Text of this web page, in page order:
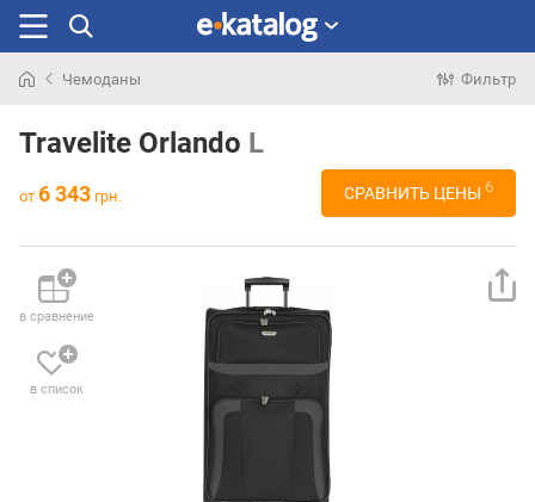
раньше
Чемоданы Фильтр
Travelite Orlando L
от 6 343 грн. СРАВНИТЬ ЦЕНЫ 6
в сравнение
в список